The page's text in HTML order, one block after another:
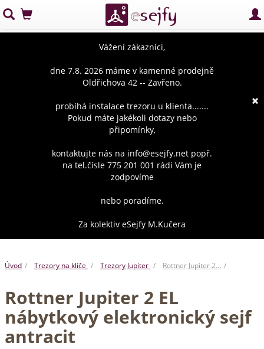
×
Vážení zákazníci,
dne 7.8. 2026 máme v kamenné prodejně
Oldřichova 42 -- Zavřeno.
probíhá instalace trezoru u klienta.......
Pokud máte jakékoli dotazy nebo
připomínky,
kontaktujte nás na info@esejfy.net popř.
na tel.čísle 775 201 001 rádi Vám je
zodpovíme
nebo poradíme.
Za kolektiv eSejfy M.Kučera
Úvod Trezory na klíče Trezory Jupiter Rottner Jupiter 2…
Rottner Jupiter 2 EL
nábytkový elektronický sejf
antracit